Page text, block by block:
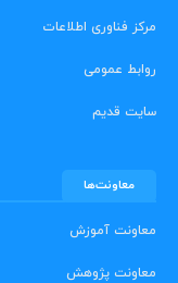
مرکز فناوری اطلاعات
روابط عمومی
سایت قدیم
معاونت‌ها
معاونت آموزش
معاونت پژوهش